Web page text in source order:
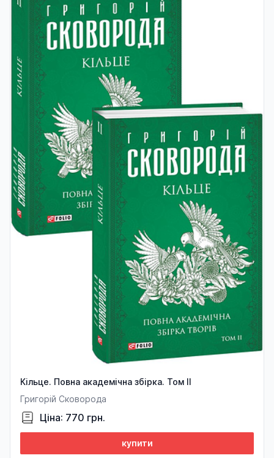
Кільце. Повна академічна збірка. Том ІІ
Григорій Сковорода
Ціна: 770 грн.
купити